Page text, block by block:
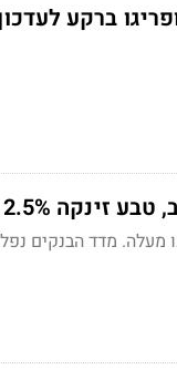
באופקו ופריגו ברקע